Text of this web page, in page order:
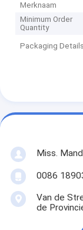
Merknaam
Minimum Order
Quantity
Packaging Details
Miss.
0086
Van de
de